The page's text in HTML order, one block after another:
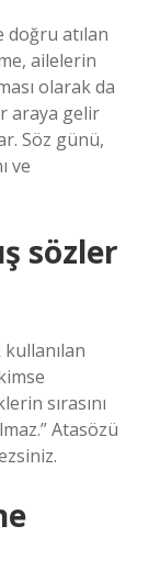
doğru atılan
ailelerin
olarak da
araya gelir
Söz günü,
ve
sözler
sırasını
Atasözü